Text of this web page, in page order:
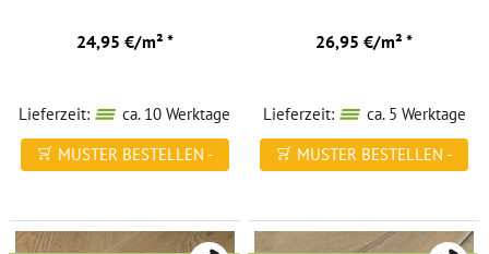
24,95 €/m² *
Lieferzeit:
ca. 10 Werktage
MUSTER BESTELLEN -
26,95 €/m² *
Lieferzeit:
ca. 5 Werktage
MUSTER BESTELLEN -